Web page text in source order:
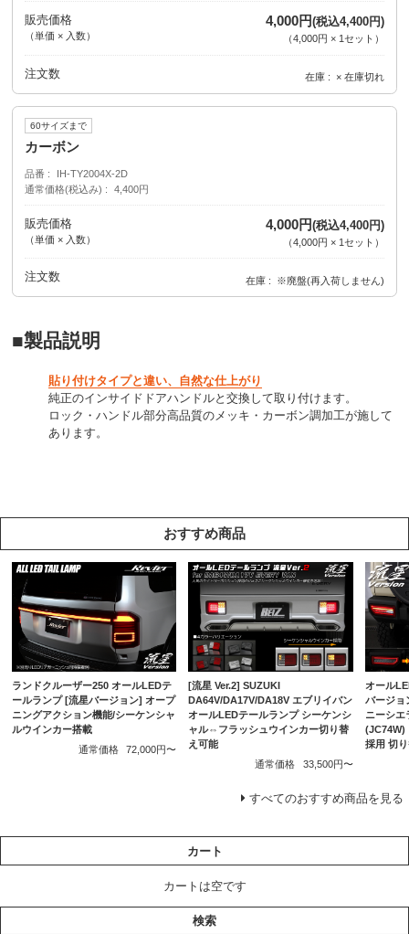
販売価格
（単価 × 入数）
4,000円(税込4,400円)
（4,000円 × 1 セット ）
注文数 在庫 × 在庫切れ
60サイズまで
カーボン
品番
IH-TY2004X-2D
通常価格(税込み)
4,400円
販売価格
（単価 × 入数）
4,000円(税込4,400円)
（4,000円 × 1セット ）
注文数 在庫 ※廃盤(再入荷しません)
■製品説明
貼り付けタイプと違い、自然な仕上がり
純正のインサイドドアハンドルと交換して取り付けます。
ロック・ハンドル部分高品質のメッキ・カーボン調加工が施して
あります。
おすすめ商品
ランドクルーザー250 オールLEDテ
ールランプ [流星バージョン] オープ
ニングアクション機能/シーケンシャ
ルウインカー搭載
通常価格
72,000円〜
[流星 Ver.2] SUZUKI
DA64V/DA17V/DA18V エブリイバン
オールLEDテールランプ シーケンシ
ャル⇔フラッシュウインカー切り替
え可能
通常価格
33,500円〜
オール
バージョ
ニーシエ
(JC74W)
採用 切
すべてのおすすめ商品を見る
カート
カートは空です
検索